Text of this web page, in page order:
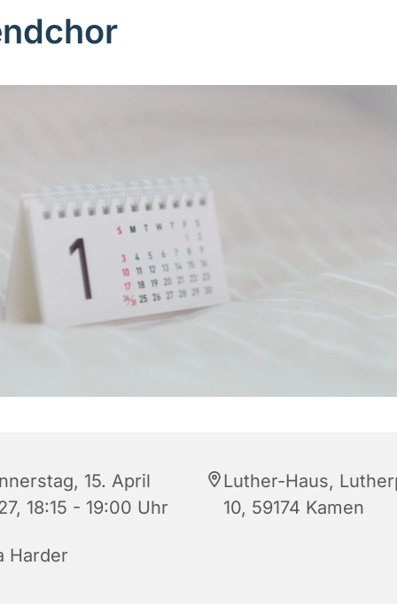
15. April
18:15 - 19:00 Uhr
Luther-Haus,
10, 59174 Kamen
Harder